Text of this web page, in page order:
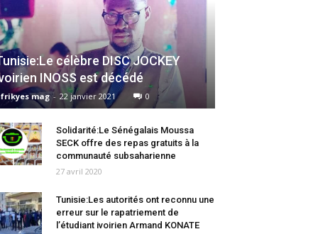
célèbre DISC JOCKEY
INOSS est décédé
mag - 22 janvier 2021 0
Solidarité:Le Sénégalais Moussa
SECK offre des repas gratuits à la
communauté subsaharienne
27 avril 2020
Tunisie:Les autorités ont reconnu une
erreur sur le rapatriement de
l’étudiant ivoirien Armand KONATE